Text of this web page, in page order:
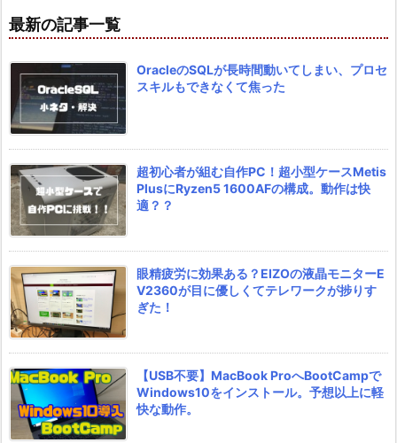
最新の記事一覧
OracleのSQLが長時間動いてしまい、プロセ
スキルもできなくて焦った
超初心者が組む自作PC！超小型ケースMetis
PlusにRyzen5 1600AFの構成。動作は快
適？？
眼精疲労に効果ある？EIZOの液晶モニターE
V2360が目に優しくてテレワークが捗りす
ぎた！
【USB不要】MacBook ProへBootCampで
Windows10をインストール。予想以上に軽
快な動作。